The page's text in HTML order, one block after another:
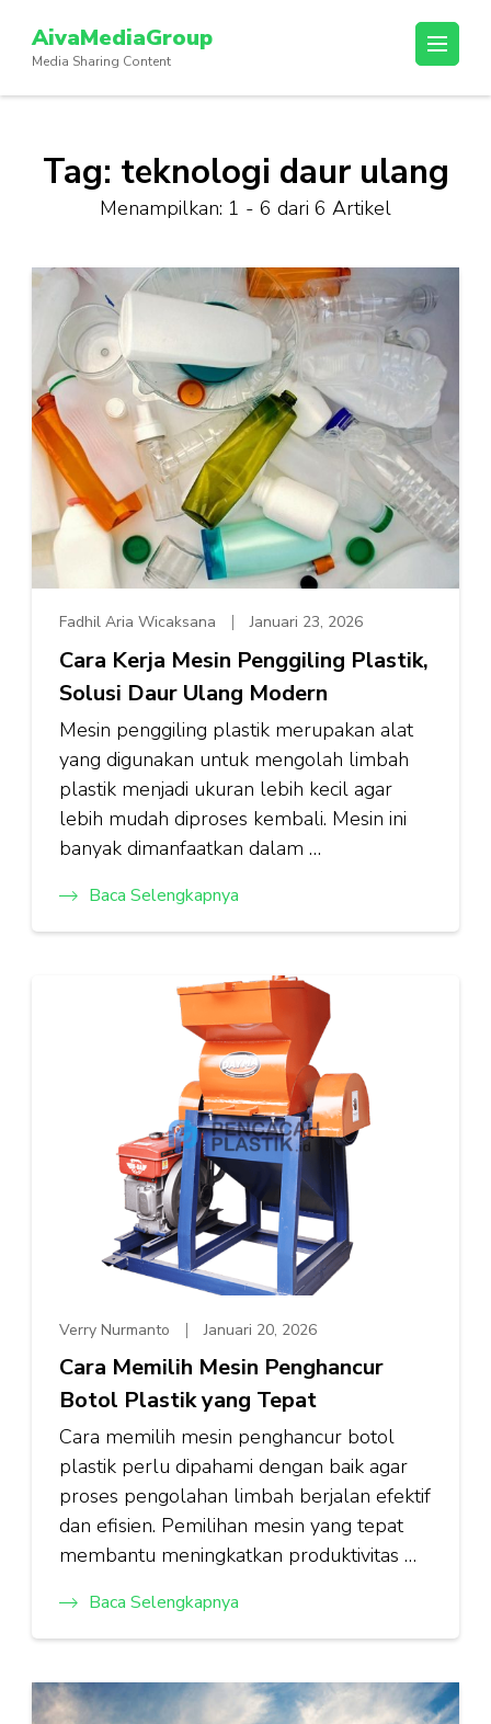
konten
(Tekan
AivaMediaGroup
Media Sharing Content
Tag: teknologi daur ulang
Menampilkan: 1 - 6 dari 6 Artikel
Fadhil Aria Wicaksana Januari 23, 2026
Cara Kerja Mesin Penggiling Plastik,
Solusi Daur Ulang Modern
Mesin penggiling plastik merupakan alat
yang digunakan untuk mengolah limbah
plastik menjadi ukuran lebih kecil agar
lebih mudah diproses kembali. Mesin ini
banyak dimanfaatkan dalam …
Baca Selengkapnya
Verry Nurmanto Januari 20, 2026
Cara Memilih Mesin Penghancur
Botol Plastik yang Tepat
Cara memilih mesin penghancur botol
plastik perlu dipahami dengan baik agar
proses pengolahan limbah berjalan efektif
dan efisien. Pemilihan mesin yang tepat
membantu meningkatkan produktivitas …
Baca Selengkapnya